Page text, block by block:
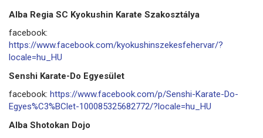
Alba Regia SC Kyokushin Karate Szakosztálya
facebook:
https://www.facebook.com/kyokushinszekesfehervar/?
locale=hu_HU
Senshi Karate-Do Egyesület
facebook: https://www.facebook.com/p/Senshi-Karate-Do-
Egyes%C3%BClet-100085325682772/?locale=hu_HU
Alba Shotokan Dojo